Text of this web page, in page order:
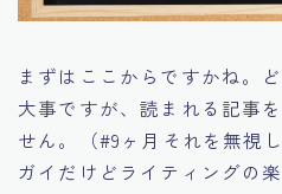
まずはここからですかね。
大事ですが、読まれる記事
せん。（#9ヶ月それを無視
ガイだけどライティングの